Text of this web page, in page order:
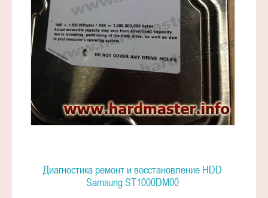
Диагностика ремонт и восстановление HDD
Samsung ST1000DM00